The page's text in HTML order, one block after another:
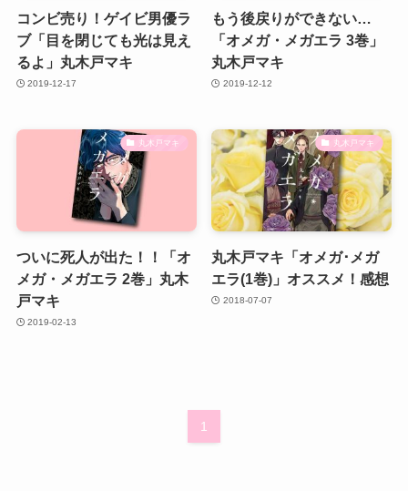
コンビ売り！ゲイビ男優ラ
ブ「目を閉じても光は見え
るよ」丸木戸マキ
2019-12-17
もう後戻りができない…
「オメガ・メガエラ 3巻」
丸木戸マキ
2019-12-12
丸木戸マキ
ついに死人が出た！！「オ
メガ・メガエラ 2巻」丸木
戸マキ
2019-02-13
丸木戸マキ
丸木戸マキ「オメガ･メガ
エラ(1巻)」オススメ！感想
2018-07-07
1